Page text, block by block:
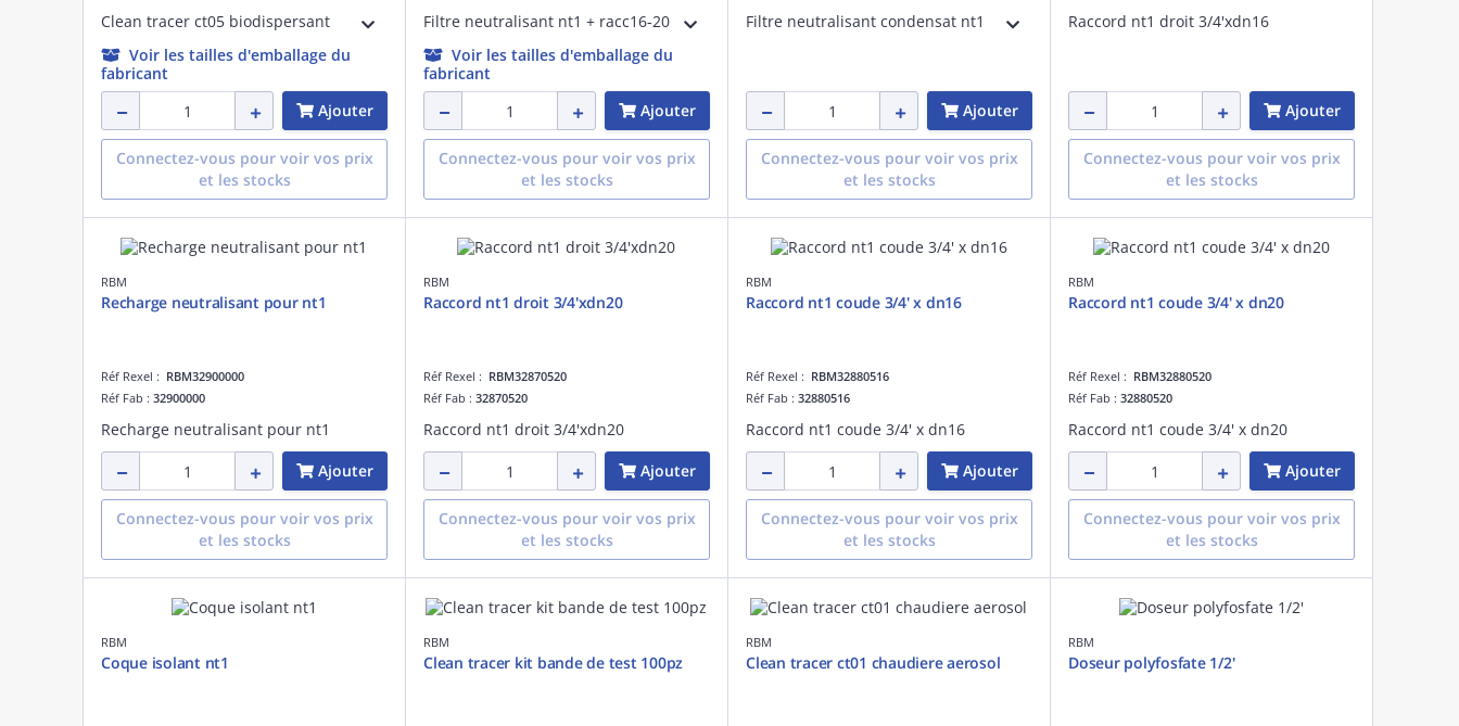
Clean tracer ct05 biodispersant
Voir les tailles d'emballage du
fabricant
Ajouter
Connectez-vous pour voir vos prix
et les stocks
Filtre neutralisant nt1 + racc16-20
Voir les tailles d'emballage du
fabricant
Ajouter
Connectez-vous pour voir vos prix
et les stocks
Filtre neutralisant condensat nt1
Ajouter
Connectez-vous pour voir vos prix
et les stocks
Raccord nt1 droit 3/4'xdn16
Ajouter
Connectez-vous pour voir vos prix
et les stocks
RBM
Recharge neutralisant pour nt1
Réf Rexel : RBM32900000
Réf Fab : 32900000
Recharge neutralisant pour nt1
Ajouter
Connectez-vous pour voir vos prix
et les stocks
RBM
Raccord nt1 droit 3/4'xdn20
Réf Rexel : RBM32870520
Réf Fab : 32870520
Raccord nt1 droit 3/4'xdn20
Ajouter
Connectez-vous pour voir vos prix
et les stocks
RBM
Raccord nt1 coude 3/4' x dn16
Réf Rexel : RBM32880516
Réf Fab : 32880516
Raccord nt1 coude 3/4' x dn16
Ajouter
Connectez-vous pour voir vos prix
et les stocks
RBM
Raccord nt1 coude 3/4' x dn20
Réf Rexel : RBM32880520
Réf Fab : 32880520
Raccord nt1 coude 3/4' x dn20
Ajouter
Connectez-vous pour voir vos prix
et les stocks
RBM
Coque isolant nt1
RBM
Clean tracer kit bande de test 100pz
RBM
Clean tracer ct01 chaudiere aerosol
RBM
Doseur polyfosfate 1/2'